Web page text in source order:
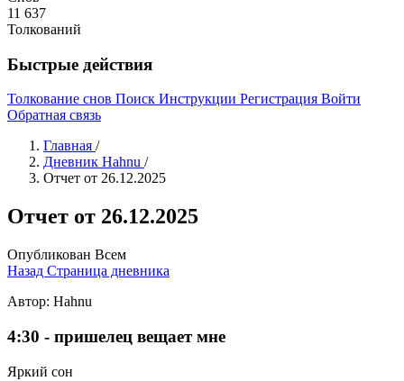
11 637
Толкований
Быстрые действия
Толкование снов Поиск Инструкции Регистрация Войти
Обратная связь
Главная /
Дневник Hahnu /
Отчет от 26.12.2025
Отчет от 26.12.2025
Опубликован Всем
Назад Страница дневника
Автор: Hahnu
4:30 - пришелец вещает мне
Яркий сон